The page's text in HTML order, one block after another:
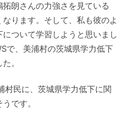
朗さんの力強さを見ている
ります。そして、私も彼のよ
ついて学習しようと思いまし
で、美浦村の茨城県学力低下
。
村民に、茨城県学力低下に関
です。